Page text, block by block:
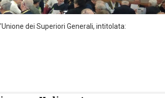
dei Superiori Generali, intitolata: